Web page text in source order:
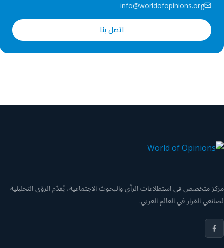
info@worldofopinions.org
اتصل بنا
مركز متخصص في استطلاعات الرأي والبحوث الاجتماعية، يُقدّم الرؤى التحليلية
لصانعي القرار في العالم العربي.